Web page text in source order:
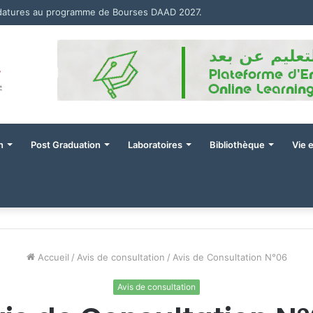
au programme de Bourses DAAD 2027.
Post Graduation Laboratoires Bibliothèque Vie
Accueil / Avis de consultation / Avis de Consultation N°06
Avis de consultation